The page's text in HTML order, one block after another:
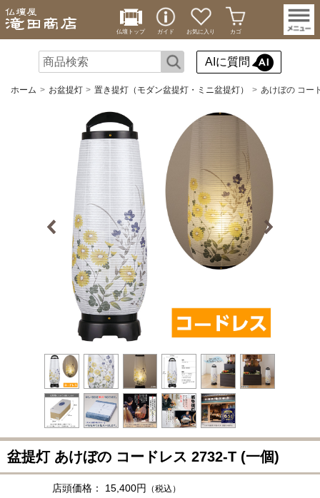
仏壇トップ ガイド お気に入り カゴ
AIに質問
ホーム お盆提灯 置き提灯（モダン盆提灯・ミニ盆提灯） あけぼの コー
盆提灯 あけぼの コードレス 2732-T (一個)
店頭価格： 15,400円 （税込）